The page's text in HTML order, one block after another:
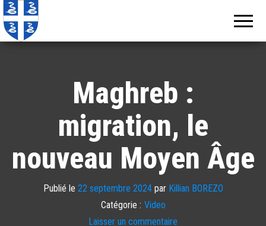
Maghreb :
migration, le
nouveau Moyen Âge
Publié le 22 septembre 2024par Killian BOREZO
Catégorie : Video
Laisser un commentaire